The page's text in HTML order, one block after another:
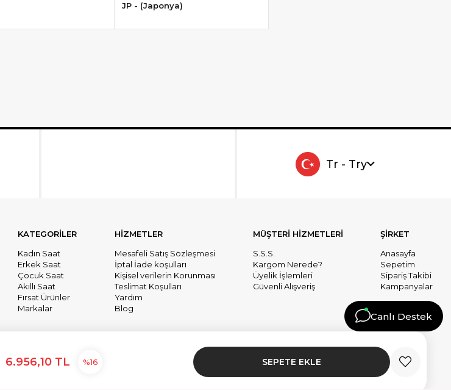
JP - (Japonya)
Tr - Try
KATEGORİLER
Kadın Saat
Erkek Saat
Çocuk Saat
Akıllı Saat
Fırsat Ürünler
Markalar
HİZMETLER
Mesafeli Satış Sözleşmesi
İptal İade koşulları
Kişisel verilerin Korunması
Teslimat Koşulları
Yardım
Blog
MÜŞTERİ HİZMETLERİ
S.S.S.
Kargom Nerede?
Üyelik İşlemleri
Güvenli Alışveriş
ŞİRKET
Anasayfa
Sepetim
Sipariş Takibi
Kampanyalar
Canlı Destek
6.956,10 TL 16